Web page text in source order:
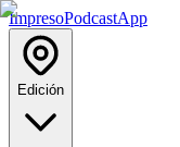
ImpresoPodcastApp
Edición